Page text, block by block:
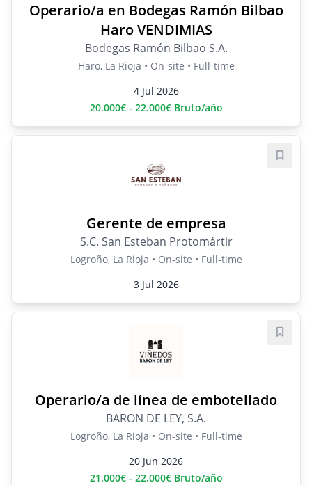
Operario/a en Bodegas Ramón Bilbao
Haro VENDIMIAS
Bodegas Ramón Bilbao S.A.
Haro, La Rioja • On-site • Full-time
4 Jul 2026
20.000€ - 22.000€ Bruto/año
Gerente de empresa
S.C. San Esteban Protomártir
Logroño, La Rioja • On-site • Full-time
3 Jul 2026
Save
Operario/a de línea de embotellado
BARON DE LEY, S.A.
Logroño, La Rioja • On-site • Full-time
20 Jun 2026
21.000€ - 22.000€ Bruto/año
Save